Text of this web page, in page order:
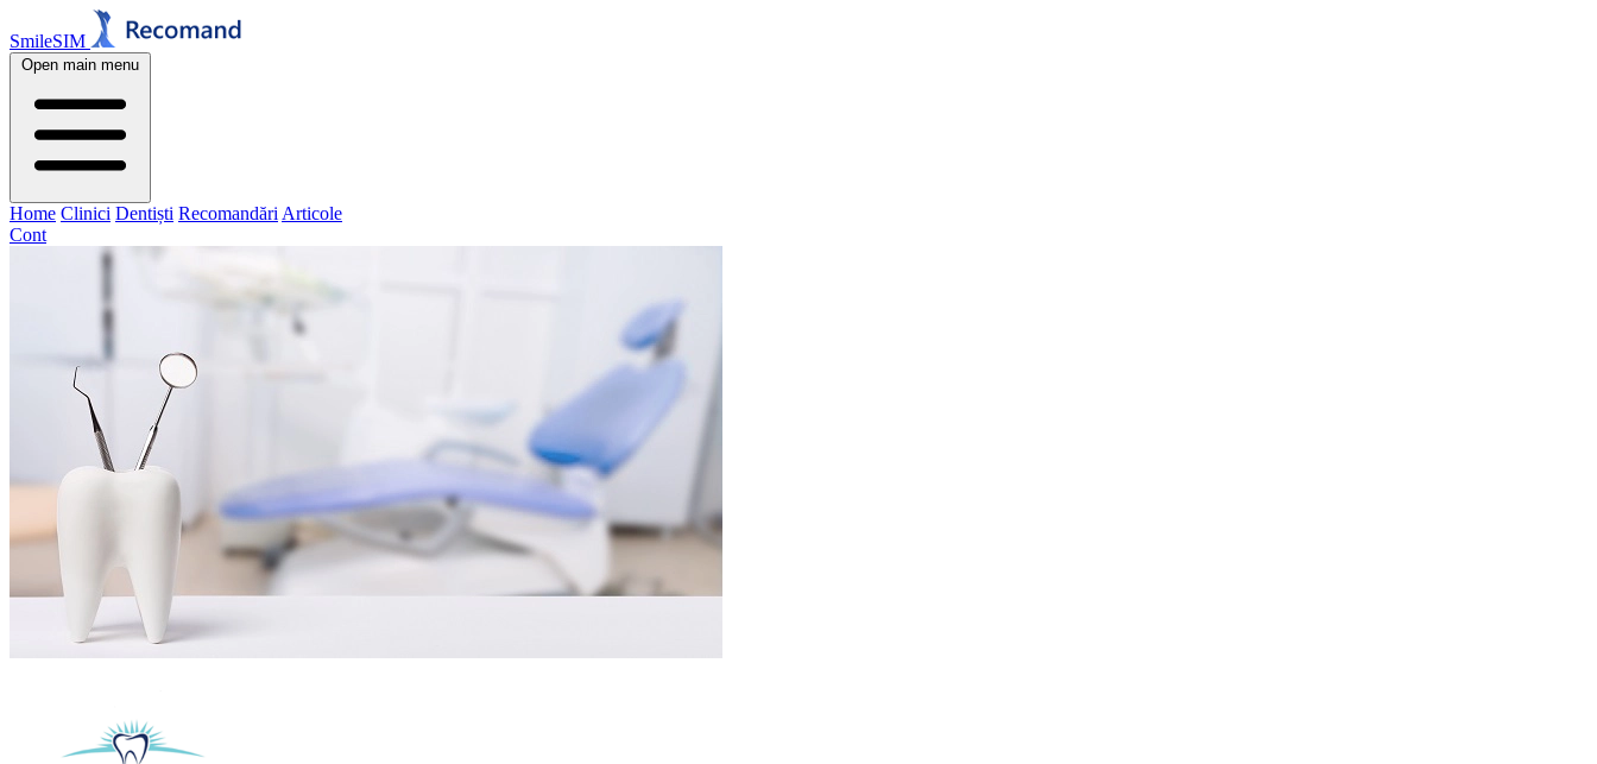
SmileSIM
Open main menu
Home Clinici Dentiști Recomandări Articole
Cont